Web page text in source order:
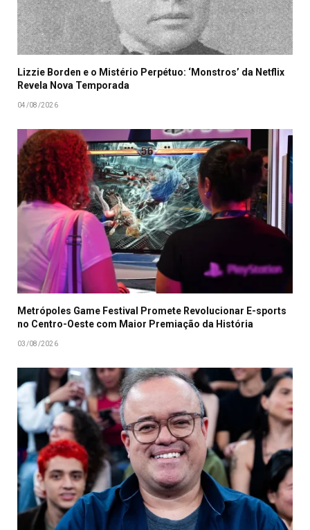
Lizzie Borden e o Mistério Perpétuo: ‘Monstros’ da Netflix
Revela Nova Temporada
04/08/2026
Metrópoles Game Festival Promete Revolucionar E-sports
no Centro-Oeste com Maior Premiação da História
03/08/2026